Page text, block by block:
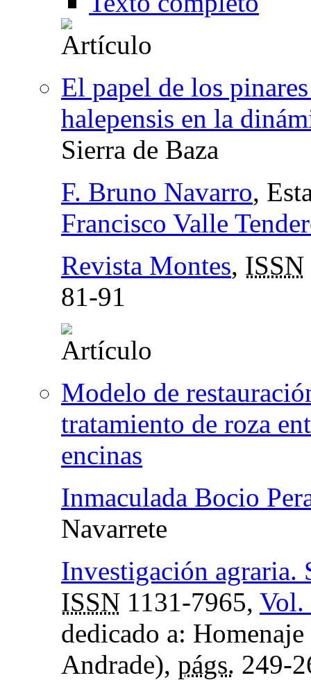
El papel de los
halepensis en la
Sierra de Baza
F. Bruno Navarro,
Francisco Valle
Revista Montes, ISSN
81-91
Modelo de
tratamiento de roza
encinas
Inmaculada Bocio
Navarrete
Investigación agraria.
ISSN 1131-7965, Vol.
dedicado a:
Andrade), págs. 249-